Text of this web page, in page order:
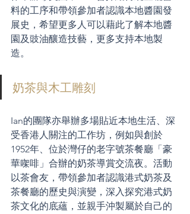
料的工序和帶領參加者認識本地醬園發
展史，希望更多人可以藉此了解本地醬
園及豉油釀造技藝，更多支持本地製
造。
奶茶與木工雕刻
Ian的團隊亦舉辦多場貼近本地生活、深
受香港人關注的工作坊，例如與創於
1952年、位於灣仔的老字號茶餐廳「豪
華㗎啡」合辦的奶茶導賞交流夜。活動
以茶會友，帶領參加者認識港式奶茶及
茶餐廳的歷史與演變，深入探究港式奶
茶文化的底蘊，並親手沖製屬於自己的